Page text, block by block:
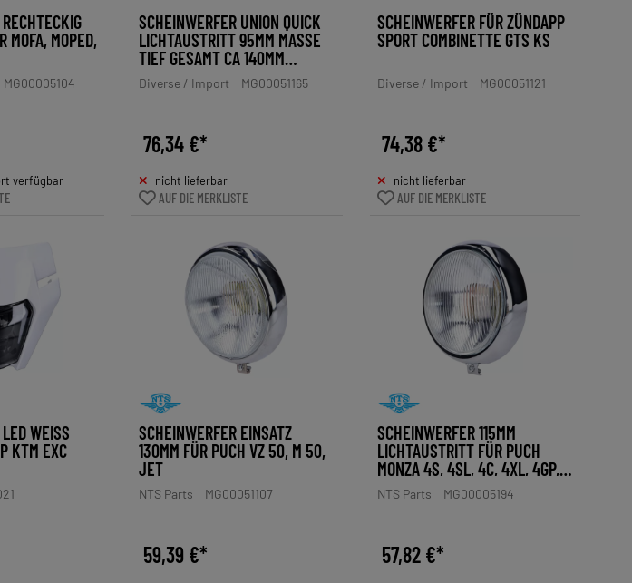
MOFA, MOPED,
MG00005104
verfügbar
SCHEINWERFER UNION QUICK
LICHTAUSTRITT 95MM MASSE T
IEF GESAMT CA 140MM A
USSENDURCHMESSER 103MM 6
VOLT 15 WATT FÜR NSU Q
TM, GRITZNER, BAUER
Diverse / Import MG00051165
76,34 €*
nicht lieferbar
AUF DIE MERKLISTE
SCHEINWERFER FÜR ZÜNDAPP
SPORT COMBINETTE GTS KS
Diverse / Import MG00051121
74,38 €*
nicht lieferbar
AUF DIE MERKLISTE
WEISS F
KTM EXC -
SCHEINWERFER EINSATZ
130MM FÜR PUCH VZ 50, M 50,
JET
NTS Parts MG00051107
59,39 €*
SCHEINWERFER 115MM
LICHTAUSTRITT FÜR PUCH
MONZA 4S, 4SL, 4C, 4XL, 4GP,
M50 CROSS, MC50, MV50X
NTS Parts MG00005194
57,82 €*